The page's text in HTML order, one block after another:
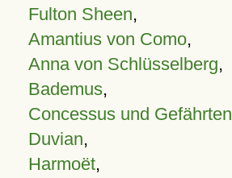
Fulton Sheen,
Amantius von Como,
Anna von Schlüsselberg,
Bademus,
Concessus und Gefährten
Duvian,
Harmoët,